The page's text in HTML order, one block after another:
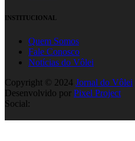
INSTITUCIONAL
Quem Somos
Fale Conosco
Notícias do Vôlei
Copyright © 2024 Jornal do Vôlei
Desenvolvido por Pixel Project
Social: